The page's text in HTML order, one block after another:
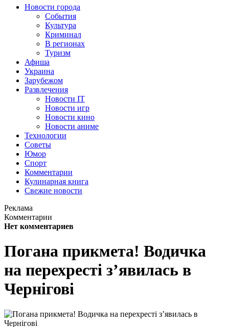
Новости города
События
Культура
Криминал
В регионах
Туризм
Афиша
Украина
Зарубежом
Развлечения
Новости IT
Новости игр
Новости кино
Новости аниме
Технологии
Советы
Юмор
Спорт
Комментарии
Кулинарная книга
Свежие новости
Реклама
Комментарии
Нет комментариев
Погана прикмета! Водичка
на перехресті з’явилась в
Чернігові